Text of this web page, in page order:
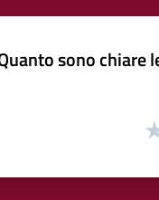
sono chiare